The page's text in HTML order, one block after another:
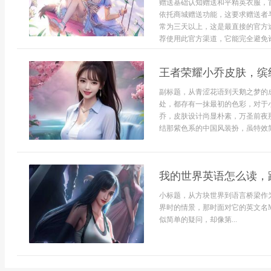
赠送基础认知赠送和平精英衣服
依托商城赠送功能，这要求赠送
常为三天以上，这是最直接的官
荐使用此官方渠道，它能完全避免
王者荣耀小乔皮肤，
副标题，从青涩花语到天鹅之梦
处，都存有一抹最初的色彩，对于
乔，皮肤设计尚显朴素，万圣前
结那紫色系的中国风装扮，虽特效
我的世界英语怎么读
小标题，从方块世界到语言桥梁
界时的情景，那时面对它的英文
似简单的疑问，却像第...